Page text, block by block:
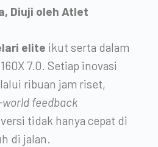
Diuji oleh Atlet
elite ikut serta dalam
7.0. Setiap inovasi
ribuan jam riset,
feedback
tidak hanya cepat di
di jalan.